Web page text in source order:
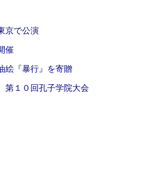
京で公演
催
絵『暴行』を寄贈
１０回孔子学院大会